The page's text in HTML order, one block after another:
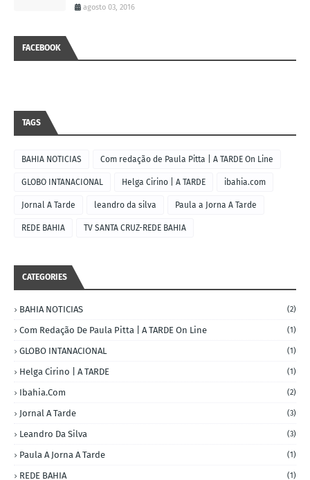
agosto 03, 2016
FACEBOOK
TAGS
BAHIA NOTICIAS Com redação de Paula Pitta | A TARDE On Line
GLOBO INTANACIONAL Helga Cirino | A TARDE ibahia.com
Jornal A Tarde leandro da silva Paula a Jorna A Tarde
REDE BAHIA TV SANTA CRUZ-REDE BAHIA
CATEGORIES
BAHIA NOTICIAS (2)
Com Redação De Paula Pitta | A TARDE On Line (1)
GLOBO INTANACIONAL (1)
Helga Cirino | A TARDE (1)
Ibahia.com (2)
Jornal A Tarde (3)
Leandro Da Silva (3)
Paula A Jorna A Tarde (1)
REDE BAHIA (1)